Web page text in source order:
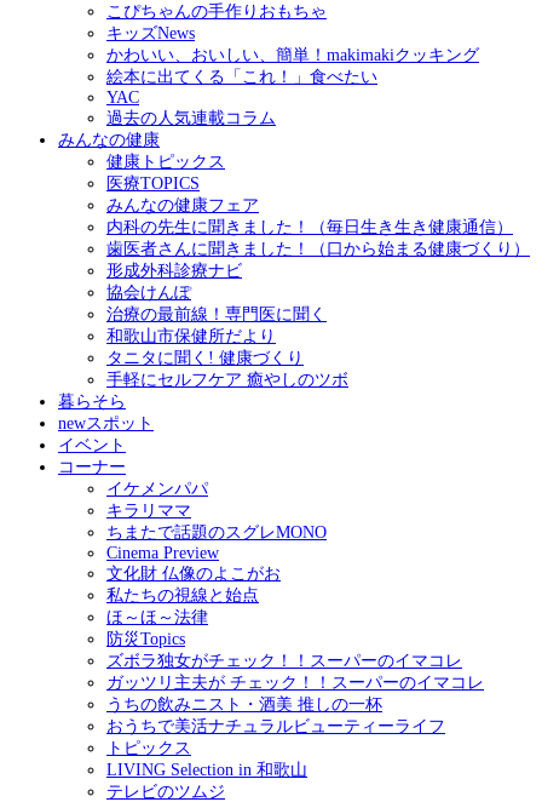
こぴちゃんの手作りおもちゃ
キッズNews
かわいい、おいしい、簡単！makimakiクッキング
絵本に出てくる「これ！」食べたい
YAC
過去の人気連載コラム
みんなの健康
健康トピックス
医療TOPICS
みんなの健康フェア
内科の先生に聞きました！（毎日生き生き健康通信）
歯医者さんに聞きました！（口から始まる健康づくり）
形成外科診療ナビ
協会けんぽ
治療の最前線！専門医に聞く
和歌山市保健所だより
タニタに聞く! 健康づくり
手軽にセルフケア 癒やしのツボ
暮らそら
newスポット
イベント
コーナー
イケメンパパ
キラリママ
ちまたで話題のスグレMONO
Cinema Preview
文化財 仏像のよこがお
私たちの視線と始点
ほ～ほ～法律
防災Topics
ズボラ独女がチェック！！スーパーのイマコレ
ガッツリ主夫が チェック！！スーパーのイマコレ
うちの飲みニスト・酒美 推しの一杯
おうちで美活ナチュラルビューティーライフ
トピックス
LIVING Selection in 和歌山
テレビのツムジ